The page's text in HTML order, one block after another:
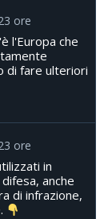
ore
l'Europa che
di fare ulteriori
ore
in
anche
di infrazione,